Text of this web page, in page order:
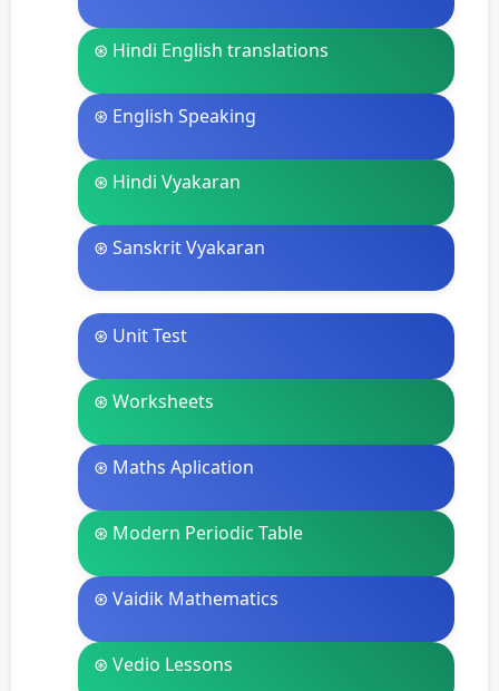
⊛ Hindi English translations
⊛ English Speaking
⊛ Hindi Vyakaran
⊛ Sanskrit Vyakaran
⊛ Unit Test
⊛ Worksheets
⊛ Maths Aplication
⊛ Modern Periodic Table
⊛ Vaidik Mathematics
⊛ Vedio Lessons